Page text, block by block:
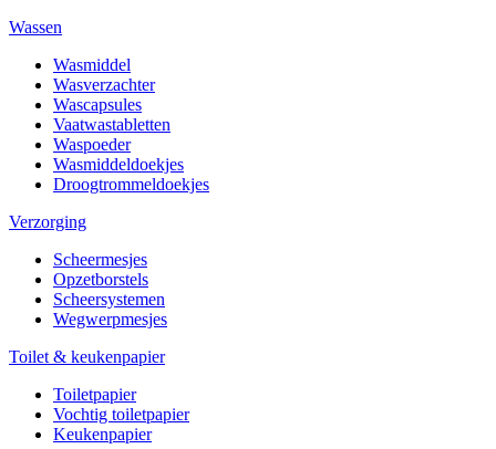
Wassen
Wasmiddel
Wasverzachter
Wascapsules
Vaatwastabletten
Waspoeder
Wasmiddeldoekjes
Droogtrommeldoekjes
Verzorging
Scheermesjes
Opzetborstels
Scheersystemen
Wegwerpmesjes
Toilet & keukenpapier
Toiletpapier
Vochtig toiletpapier
Keukenpapier